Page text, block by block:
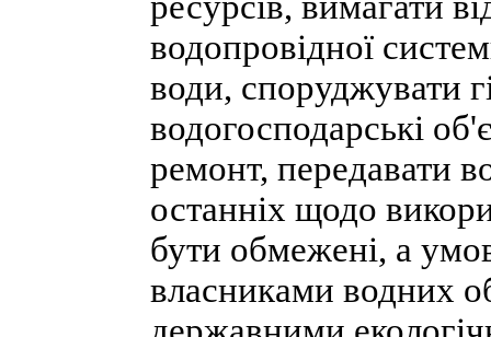
водопровідної
води, споруджувати
водогосподарські
ремонт, передавати
останніх щодо
бути обмежені, а
власниками водних